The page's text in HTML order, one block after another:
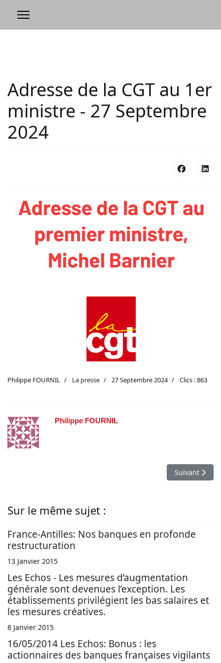
Adresse de la CGT au 1er
ministre - 27 Septembre
2024
Philippe FOURNIL La presse 27 Septembre 2024 Clics : 863
Philippe FOURNIL
Article
Suivant
Sur le même sujet :
France-Antilles: Nos banques en profonde
restructuration
13 Janvier 2015
Les Echos - Les mesures d’augmentation
générale sont devenues l’exception. Les
établissements privilégient les bas salaires et
les mesures créatives.
8 Janvier 2015
16/05/2014 Les Echos: Bonus : les
actionnaires des banques françaises vigilants